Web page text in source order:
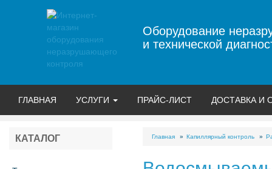
Оборудование
и технической
ГЛАВНАЯ УСЛУГИ ПРАЙС-ЛИСТ ДОСТАВКА И
КАТАЛОГ Главная Капиллярный контроль